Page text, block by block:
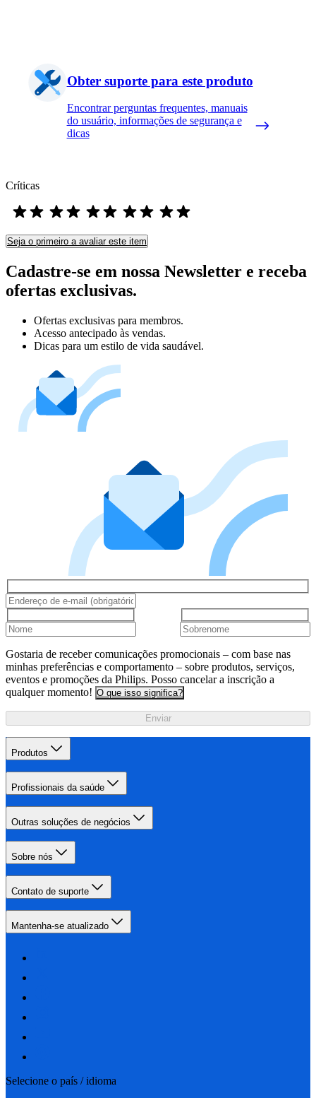
Obter suporte para este produto
Encontrar perguntas frequentes, manuais
do usuário, informações de segurança e
dicas
Críticas
Seja o primeiro a avaliar este item
Cadastre-se em nossa Newsletter e receba
ofertas exclusivas.
Ofertas exclusivas para membros.
Acesso antecipado às vendas.
Dicas para um estilo de vida saudável.
Gostaria de receber comunicações promocionais – com base nas
minhas preferências e comportamento – sobre produtos, serviços,
eventos e promoções da Philips. Posso cancelar a inscrição a
qualquer momento! O que isso significa?
Enviar
Produtos
Profissionais da saúde
Outras soluções de negócios
Sobre nós
Contato de suporte
Mantenha-se atualizado
Selecione o país / idioma